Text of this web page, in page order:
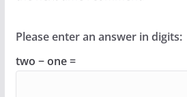
Please enter an answer in digits:
two − one =